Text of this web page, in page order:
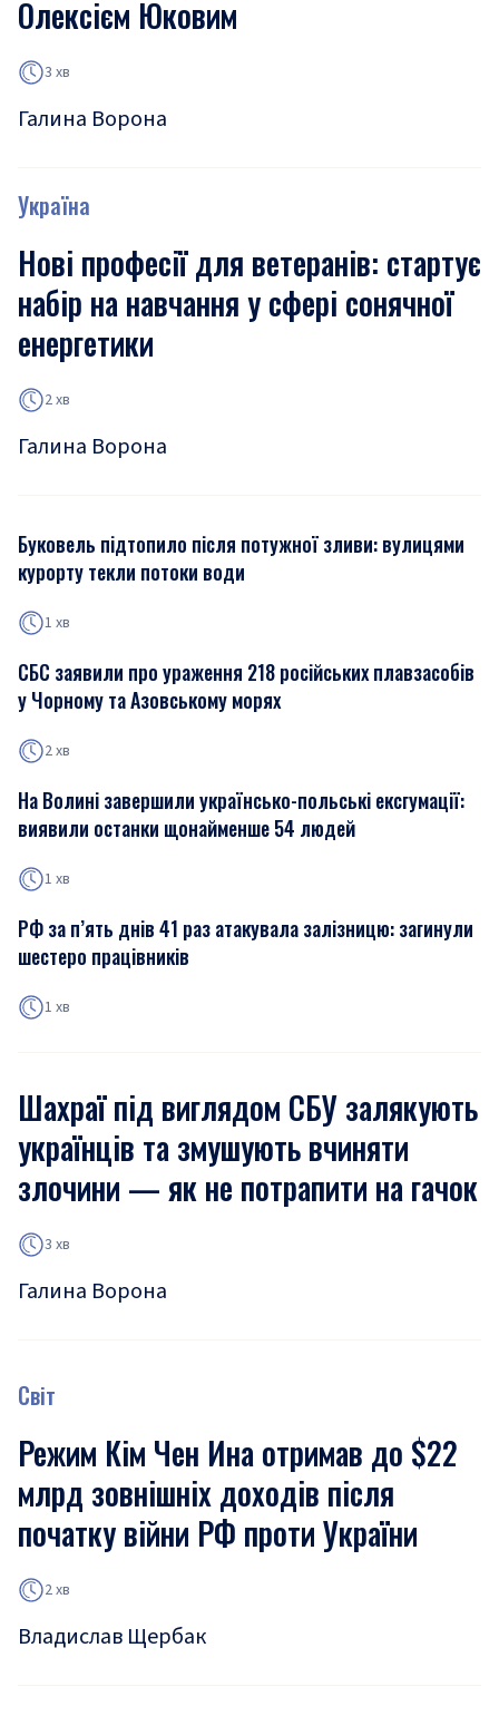
Олексієм Юковим
3 хв
Галина Ворона
Україна
Нові професії для ветеранів: стартує
набір на навчання у сфері сонячної
енергетики
2 хв
Галина Ворона
Буковель підтопило після потужної зливи: вулицями
курорту текли потоки води
1 хв
СБС заявили про ураження 218 російських плавзасобів
у Чорному та Азовському морях
2 хв
На Волині завершили українсько-польські ексгумації:
виявили останки щонайменше 54 людей
1 хв
РФ за п’ять днів 41 раз атакувала залізницю: загинули
шестеро працівників
1 хв
Шахраї під виглядом СБУ залякують
українців та змушують вчиняти
злочини — як не потрапити на гачок
3 хв
Галина Ворона
Світ
Режим Кім Чен Ина отримав до $22
млрд зовнішніх доходів після
початку війни РФ проти України
2 хв
Владислав Щербак